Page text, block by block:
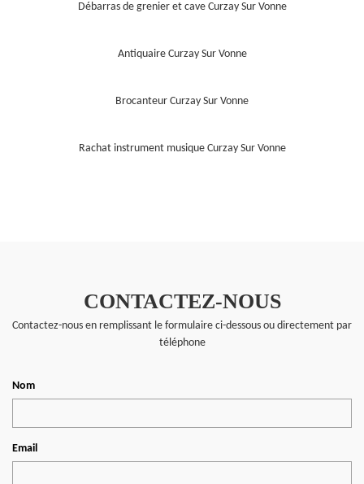
Débarras de grenier et cave Curzay Sur Vonne
Antiquaire Curzay Sur Vonne
Brocanteur Curzay Sur Vonne
Rachat instrument musique Curzay Sur Vonne
CONTACTEZ-NOUS
Contactez-nous en remplissant le formulaire ci-dessous ou directement par
téléphone
Nom
Email